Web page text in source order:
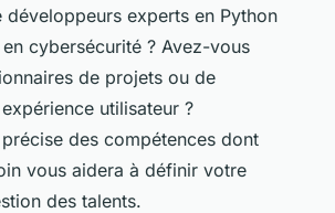
développeurs experts en Python
cybersécurité ? Avez-vous
de projets ou de
utilisateur ?
des compétences dont
vous aidera à définir votre
des talents.